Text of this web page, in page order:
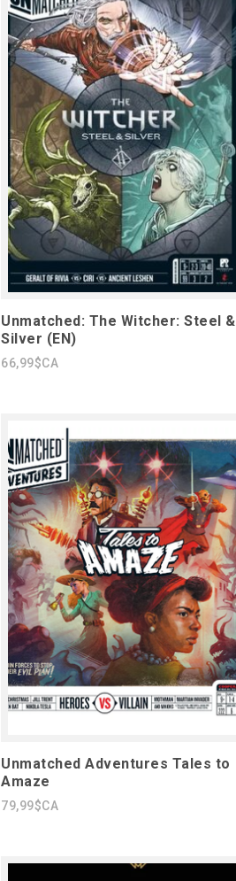
Unmatched: The Witcher: Steel &
Silver (EN)
66,99$CA
Unmatched Adventures Tales to
Amaze
79,99$CA